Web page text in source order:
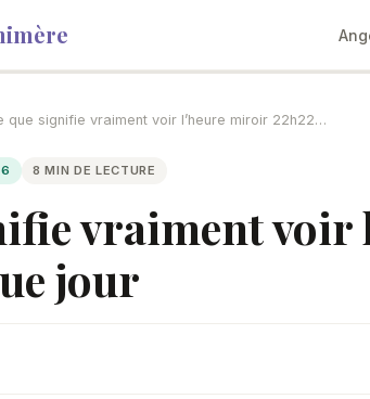
que signifie vraiment voir l’heure miroir 22h22…
8 MIN DE LECTURE
vraiment
jour